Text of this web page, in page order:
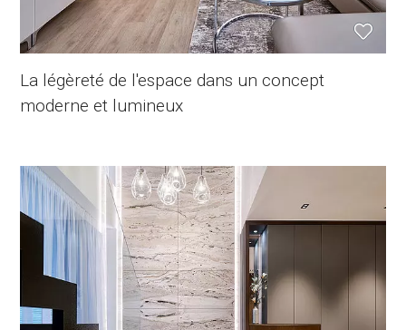
La légèreté de l'espace dans un concept
moderne et lumineux